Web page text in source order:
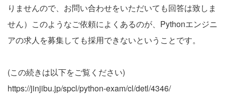
りませんので、お問い合わせをいただいても回答は致しま
せん）このようなご依頼によくあるのが、Pythonエンジニ
アの求人を募集しても採用できないということです。
(この続きは以下をご覧ください)
https://jinjibu.jp/spcl/python-exam/cl/detl/4346/